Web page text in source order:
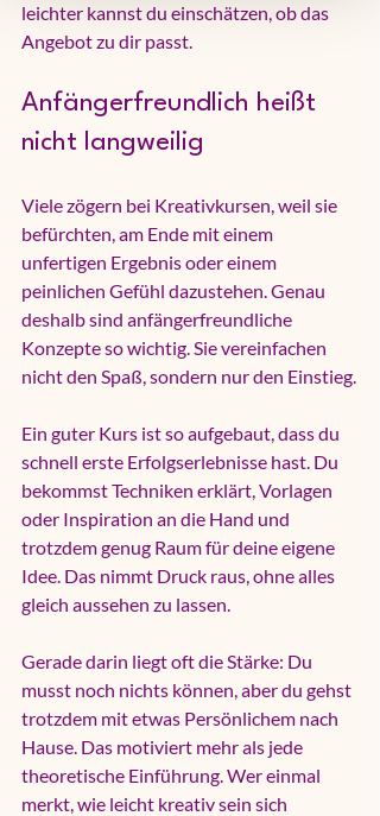
leichter kannst du einschätzen, ob das
Angebot zu dir passt.
Anfängerfreundlich heißt
nicht langweilig
Viele zögern bei Kreativkursen, weil sie
befürchten, am Ende mit einem
unfertigen Ergebnis oder einem
peinlichen Gefühl dazustehen. Genau
deshalb sind anfängerfreundliche
Konzepte so wichtig. Sie vereinfachen
nicht den Spaß, sondern nur den Einstieg.
Ein guter Kurs ist so aufgebaut, dass du
schnell erste Erfolgserlebnisse hast. Du
bekommst Techniken erklärt, Vorlagen
oder Inspiration an die Hand und
trotzdem genug Raum für deine eigene
Idee. Das nimmt Druck raus, ohne alles
gleich aussehen zu lassen.
Gerade darin liegt oft die Stärke: Du
musst noch nichts können, aber du gehst
trotzdem mit etwas Persönlichem nach
Hause. Das motiviert mehr als jede
theoretische Einführung. Wer einmal
merkt, wie leicht kreativ sein sich